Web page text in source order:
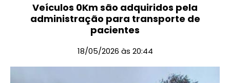
Veículos 0Km são adquiridos pela
administração para transporte de
pacientes
18/05/2026 às 20:44